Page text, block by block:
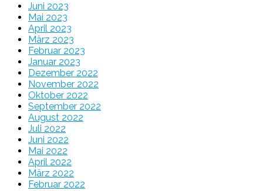
Juni 2023
Mai 2023
April 2023
März 2023
Februar 2023
Januar 2023
Dezember 2022
November 2022
Oktober 2022
September 2022
August 2022
Juli 2022
Juni 2022
Mai 2022
April 2022
März 2022
Februar 2022